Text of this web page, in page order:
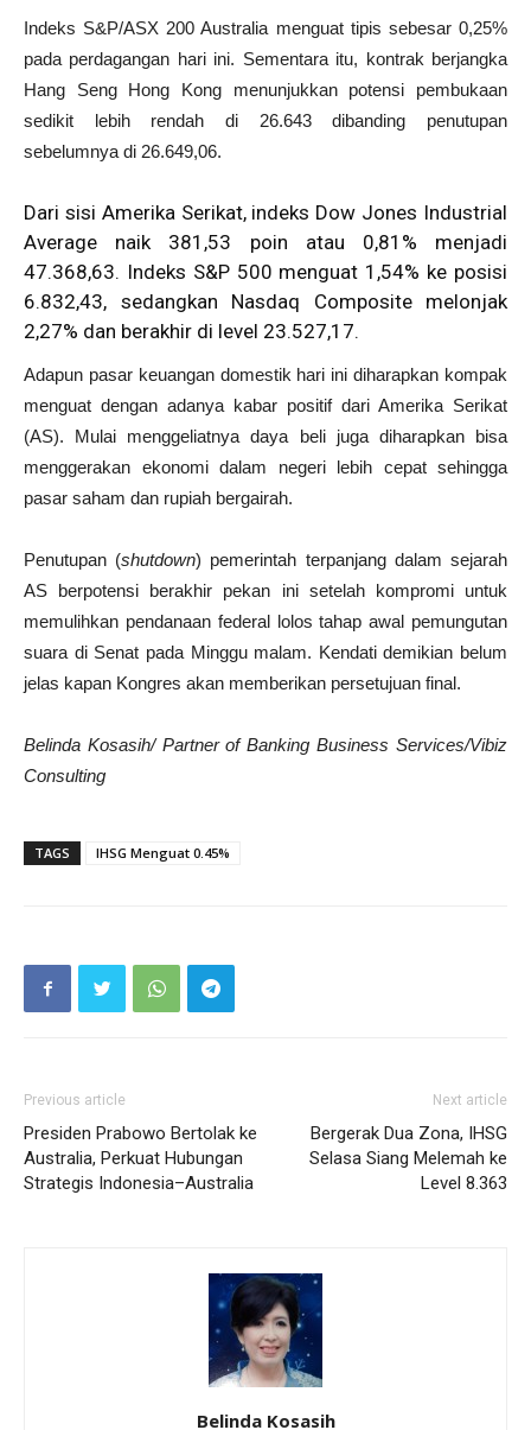
Indeks S&P/ASX 200 Australia menguat tipis sebesar 0,25%
pada perdagangan hari ini. Sementara itu, kontrak berjangka
Hang Seng Hong Kong menunjukkan potensi pembukaan
sedikit lebih rendah di 26.643 dibanding penutupan
sebelumnya di 26.649,06.
Dari sisi Amerika Serikat, indeks Dow Jones Industrial
Average naik 381,53 poin atau 0,81% menjadi
47.368,63. Indeks S&P 500 menguat 1,54% ke posisi
6.832,43, sedangkan Nasdaq Composite melonjak
2,27% dan berakhir di level 23.527,17.
Adapun pasar keuangan domestik hari ini diharapkan kompak
menguat dengan adanya kabar positif dari Amerika Serikat
(AS). Mulai menggeliatnya daya beli juga diharapkan bisa
menggerakan ekonomi dalam negeri lebih cepat sehingga
pasar saham dan rupiah bergairah.
Penutupan (shutdown) pemerintah terpanjang dalam sejarah
AS berpotensi berakhir pekan ini setelah kompromi untuk
memulihkan pendanaan federal lolos tahap awal pemungutan
suara di Senat pada Minggu malam. Kendati demikian belum
jelas kapan Kongres akan memberikan persetujuan final.
Belinda Kosasih/ Partner of Banking Business Services/Vibiz
Consulting
TAGS IHSG Menguat 0.45%
Previous article
Presiden Prabowo Bertolak ke
Australia, Perkuat Hubungan
Strategis Indonesia–Australia
Next article
Bergerak Dua Zona, IHSG
Selasa Siang Melemah ke
Level 8.363
Belinda Kosasih